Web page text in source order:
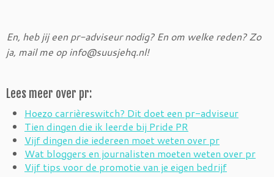
En, heb jij een pr-adviseur nodig? En om welke reden? Zo
ja, mail me op info@suusjehq.nl!
Lees meer over pr:
Hoezo carrièreswitch? Dit doet een pr-adviseur
Tien dingen die ik leerde bij Pride PR
Vijf dingen die iedereen moet weten over pr
Wat bloggers en journalisten moeten weten over pr
Vijf tips voor de promotie van je eigen bedrijf